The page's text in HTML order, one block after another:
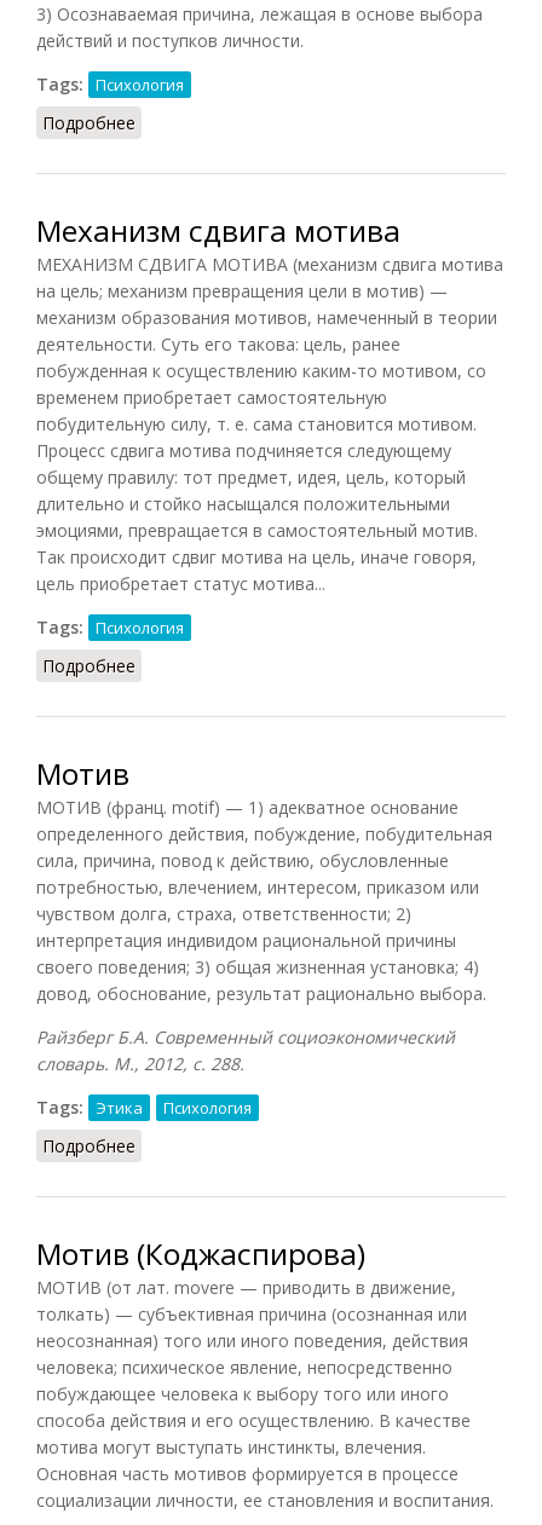
3) Осознаваемая причина, лежащая в основе выбора
действий и поступков личности.
Tags:
Психология
Подробнее
Механизм сдвига мотива
МЕХАНИЗМ СДВИГА МОТИВА (механизм сдвига мотива
на цель; механизм превращения цели в мотив) —
механизм образования мотивов, намеченный в теории
деятельности. Суть его такова: цель, ранее
побужденная к осуществлению каким-то мотивом, со
временем приобретает самостоятельную
побудительную силу, т. е. сама становится мотивом.
Процесс сдвига мотива подчиняется следующему
общему правилу: тот предмет, идея, цель, который
длительно и стойко насыщался положительными
эмоциями, превращается в самостоятельный мотив.
Так происходит сдвиг мотива на цель, иначе говоря,
цель приобретает статус мотива...
Tags:
Психология
Подробнее
Мотив
МОТИВ (франц. motif) — 1) адекватное основание
определенного действия, побуждение, побудительная
сила, причина, повод к действию, обусловленные
потребностью, влечением, интересом, приказом или
чувством долга, страха, ответственности; 2)
интерпретация индивидом рациональной причины
своего поведения; 3) общая жизненная установка; 4)
довод, обоснование, результат рационально выбора.
Райзберг Б.А. Современный социоэкономический
словарь. М., 2012, с. 288.
Tags:
Этика Психология
Подробнее
Мотив (Коджаспирова)
МОТИВ (от лат. movere — приводить в движение,
толкать) — субъективная причина (осознанная или
неосознанная) того или иного поведения, действия
человека; психическое явление, непосредственно
побуждающее человека к выбору того или иного
способа действия и его осуществлению. В качестве
мотива могут выступать инстинкты, влечения.
Основная часть мотивов формируется в процессе
социализации личности, ее становления и воспитания.